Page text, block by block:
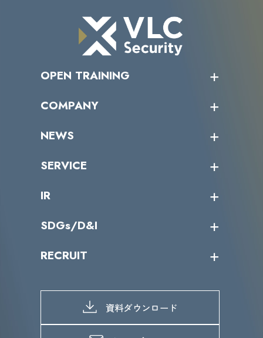
OPEN TRAINING
受講者の声
COMPANY
トップメッセージ
ミッション／ビジョン
パートナー企業一覧
NEWS
サイバーニュース
SERVICE
カテゴリー別サービス一覧
IR
IRカレンダー
IRライブラリー
よくあるご質問
SDGs/D&I
当グループのマテリアリティ
SDGs推進体制
D&Iの取り組み
RECRUIT
募集職種一覧
メッセージ
メンバーインタビュー
資料ダウンロード